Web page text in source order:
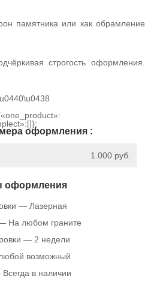
памятника или как обрамление
строгость оформления.
оформления :
1.000 руб.
оформления
— Лазерная
На любом граните
— 2 недели
возможный
в наличии